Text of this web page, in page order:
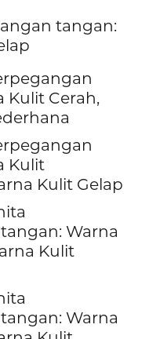
tangan:
Kulit Cerah,
Kulit
Kulit Gelap
Warna
Kulit
Warna